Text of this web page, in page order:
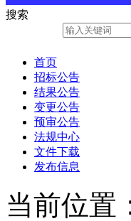
搜索
首页
招标公告
结果公告
变更公告
预审公告
法规中心
文件下载
发布信息
当前位置